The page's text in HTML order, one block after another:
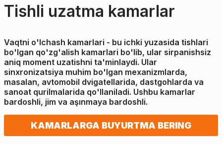
Tishli uzatma kamarlar
Vaqtni o'lchash kamarlari - bu ichki yuzasida tishlari
bo'lgan qo'zg'alish kamarlari bo'lib, ular sirpanishsiz
aniq moment uzatishni ta'minlaydi. Ular
sinxronizatsiya muhim bo'lgan mexanizmlarda,
masalan, avtomobil dvigatellarida, dastgohlarda va
sanoat qurilmalarida qo'llaniladi. Ushbu kamarlar
bardoshli, jim va aşınmaya bardoshli.
KAMARLARGA BUYURTMA BERING